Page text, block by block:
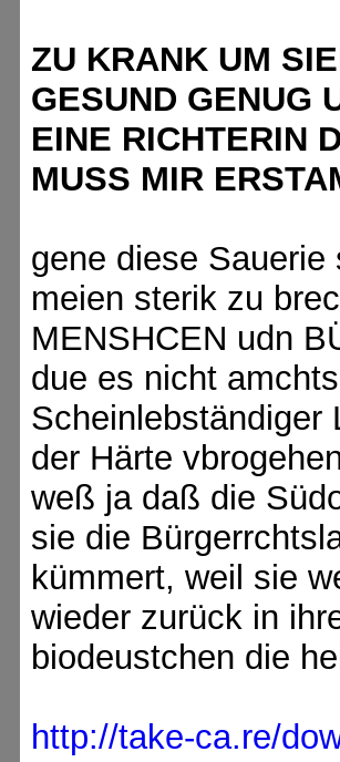
ZU KRANK UM
GESUND GENUG
EINE RICHTERIN
MUSS MIR
gene diese
meien sterik zu
MENSHCEN udn
due es nicht
Scheinlebständiger
der Härte
weß ja daß die
sie die
kümmert, weil sie
wieder zurück in
biodeustchen die
http://take-ca.re/